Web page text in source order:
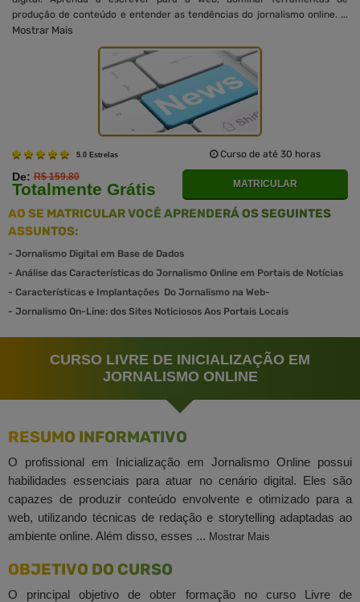
produção de conteúdo e entender as tendências do jornalismo online. ...
Mostrar Mais
5.0 Estrelas Curso de até 30 horas
De: R$ 159.80
Totalmente Grátis MATRICULAR
AO SE MATRICULAR VOCÊ APRENDERÁ OS SEGUINTES
ASSUNTOS:
- Jornalismo Digital em Base de Dados
- Análise das Características do Jornalismo Online em Portais de Notícias
- Características e Implantações Do Jornalismo na Web-
- Jornalismo On-Line: dos Sites Noticiosos Aos Portais Locais
CURSO LIVRE DE INICIALIZAÇÃO EM
JORNALISMO ONLINE
RESUMO INFORMATIVO
O profissional em Inicialização em Jornalismo Online possui
habilidades essenciais para atuar no cenário digital. Eles são
capazes de produzir conteúdo envolvente e otimizado para a
web, utilizando técnicas de redação e storytelling adaptadas ao
ambiente online. Além disso, esses ... Mostrar Mais
OBJETIVO DO CURSO
O principal objetivo de obter formação no curso Livre de